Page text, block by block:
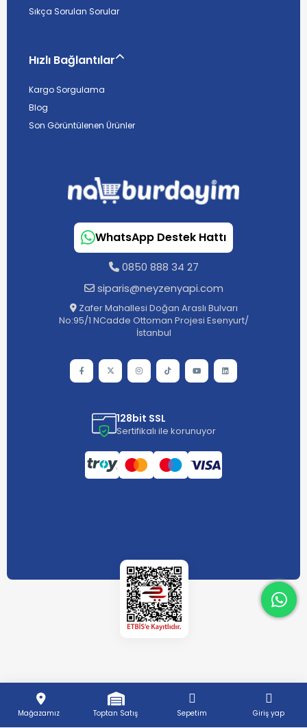
Mağazamız Toptan Satış Sepetim Giriş yap
Sıkça Sorulan Sorular
Hızlı Bağlantılar
Kargo Sorgulama
Blog
Son Görüntülenen Ürünler
WhatsApp Destek Hattı
0850 888 34 27
siparis@neyzenyapi.com
Zafer Mahallesi Doğan Araslı Bulvarı
No:95/1 NCadde Ottoman Projesi Esenyurt/
İstanbul
128bit SSL
Sertifikalı ile korunuyor